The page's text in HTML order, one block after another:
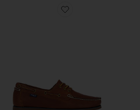
Favorite OIL ローファー